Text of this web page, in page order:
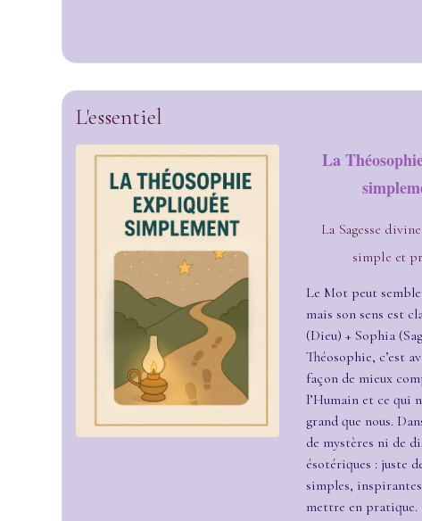
L'essentiel
La
La Sagesse
simple et
Le Mot peut
mais son sens est
(Dieu) + Sophia
Théosophie, c’est
façon de mieux
l’Humain et ce qui
grand que nous.
de mystères ni de
ésotériques : juste
simples,
mettre en pratique.